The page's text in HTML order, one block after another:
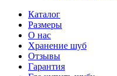
Каталог
Размеры
О нас
Хранение шуб
Отзывы
Гарантия